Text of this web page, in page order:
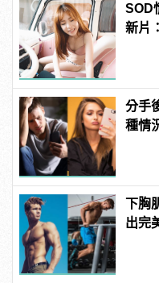
SOD
新片
分手
種情
下胸
出完